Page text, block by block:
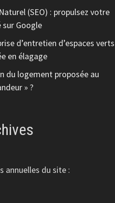
(SEO) : propulsez votre
Google
d’entretien d’espaces verts
en élagage
du logement proposée au
» ?
annuelles du site :